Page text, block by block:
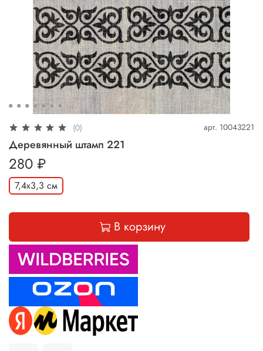
(0) арт. 10043221
Деревянный штамп 221
280 ₽
7,4х3,3 см
В корзину